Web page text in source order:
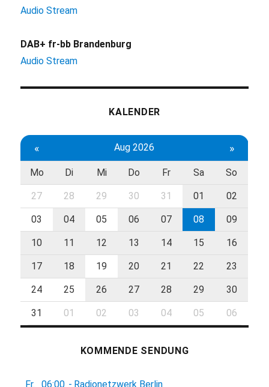
Audio Stream
DAB+ fr-bb Brandenburg
Audio Stream
KALENDER
« Aug 2026 »
Mo Di Mi Do Fr Sa So
27 28 29 30 31 01 02
03 04 05 06 07 08 09
10 11 12 13 14 15 16
17 18 19 20 21 22 23
24 25 26 27 28 29 30
31 01 02 03 04 05 06
KOMMENDE SENDUNG
Fr. 06:00 - Radionetzwerk Berlin